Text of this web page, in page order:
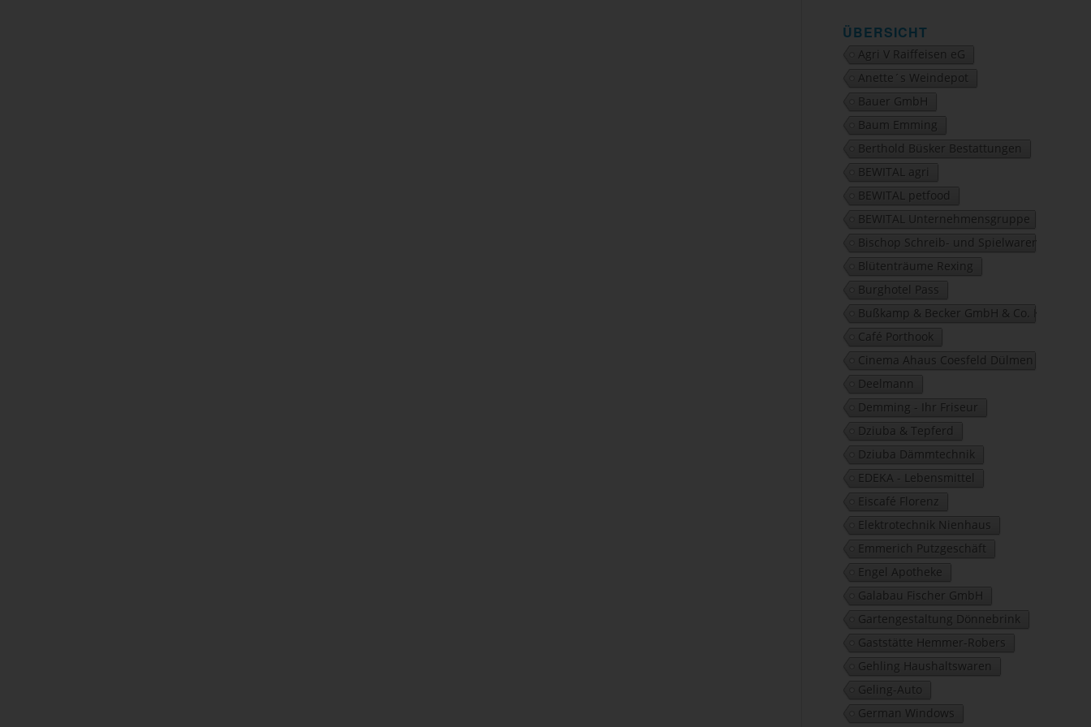
ÜBERSICHT
Agri V Raiffeisen eG
Anette´s Weindepot
Bauer GmbH
Baum Emming
Berthold Büsker Bestattungen
BEWITAL agri
BEWITAL petfood
BEWITAL Unternehmensgruppe
Bischop Schreib- und Spielwaren
Blütenträume Rexing
Burghotel Pass
Bußkamp & Becker GmbH & Co. KG
Café Porthook
Cinema Ahaus Coesfeld Dülmen
Deelmann
Demming - Ihr Friseur
Dziuba & Tepferd
Dziuba Dämmtechnik
EDEKA - Lebensmittel
Eiscafé Florenz
Elektrotechnik Nienhaus
Emmerich Putzgeschäft
Engel Apotheke
Galabau Fischer GmbH
Gartengestaltung Dönnebrink
Gaststätte Hemmer-Robers
Gehling Haushaltswaren
Geling-Auto
German Windows